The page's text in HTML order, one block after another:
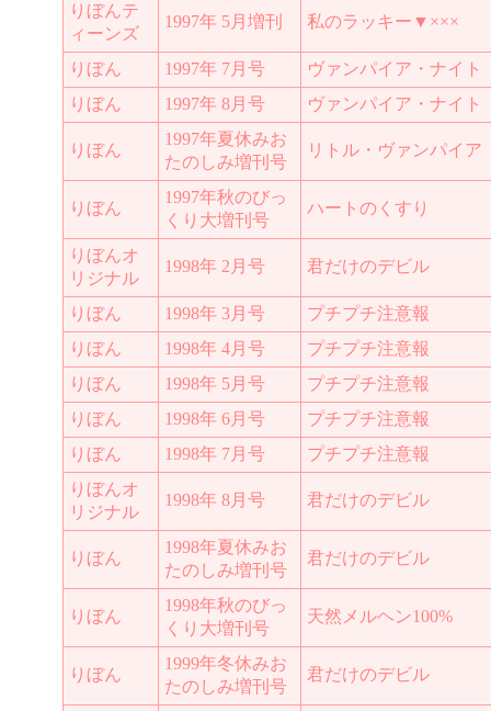
りぼんテ
ィーンズ
1997年 5月増刊 私のラッキー▼×××
りぼん 1997年 7月号
ヴァンパイア・ナイト
りぼん
1997年 8月号 ヴァンパイア・ナイト
りぼん
1997年夏休みお
たのしみ増刊号
リトル・ヴァンパイア
りぼん
1997年秋のびっ
くり大増刊号
ハートのくすり
りぼんオ
リジナル
1998年 2月号 君だけのデビル
りぼん 1998年 3月号
プチプチ注意報
りぼん
1998年 4月号
プチプチ注意報
りぼん
1998年 5月号
プチプチ注意報
りぼん
1998年 6月号
プチプチ注意報
りぼん
1998年 7月号
プチプチ注意報
りぼんオ
リジナル
1998年 8月号 君だけのデビル
りぼん
1998年夏休みお
たのしみ増刊号
君だけのデビル
りぼん
1998年秋のびっ
くり大増刊号
天然メルヘン100%
りぼん
1999年冬休みお
たのしみ増刊号
君だけのデビル